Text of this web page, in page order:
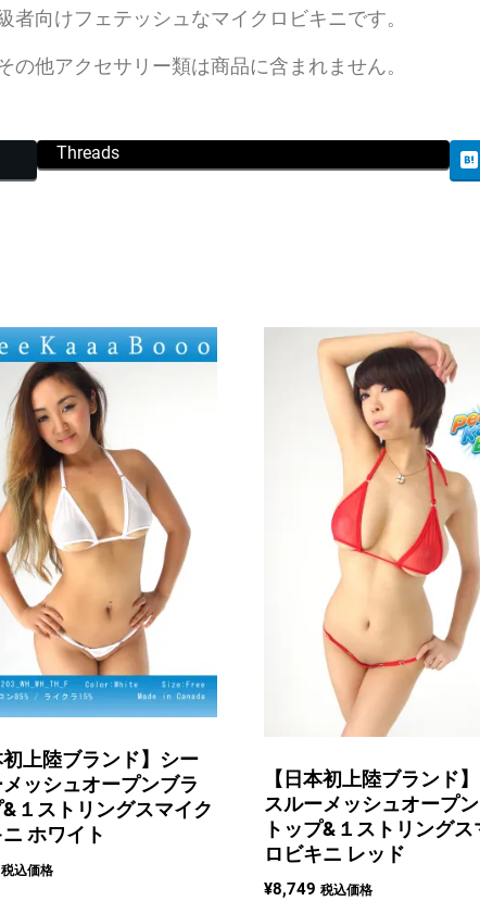
向けフェテッシュなマイクロビキニです。
他アクセサリー類は商品に含まれません。
Threads
上陸ブランド】シー
ッシュオープンブラ
１ストリングスマイク
ホワイト
税込価格
【日本初上陸ブランド
スルーメッシュオープ
トップ&１ストリングス
ロビキニ レッド
¥8,749 税込価格